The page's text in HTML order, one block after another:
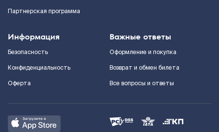
Партнерская программа
Информация
Безопасность
Конфиденциальность
Оферта
Важные ответы
Оформление и покупка
Возврат и обмен билета
Все вопросы и ответы